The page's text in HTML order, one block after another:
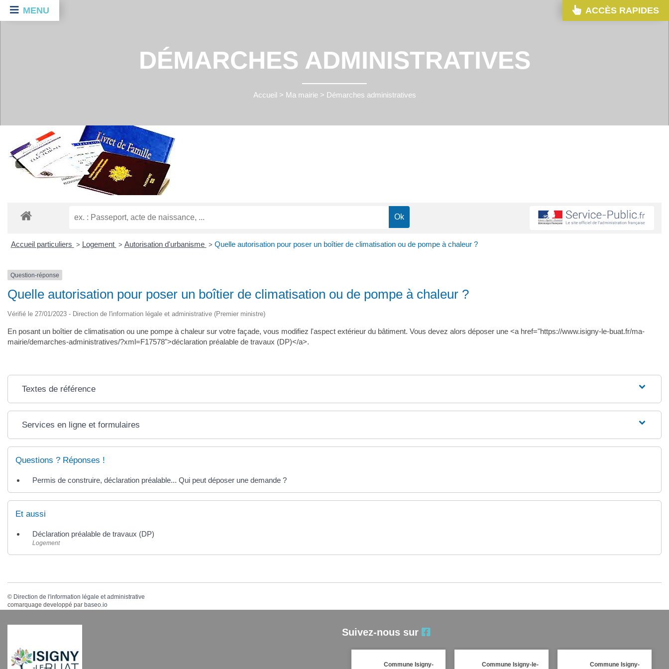
MENU
DÉMARCHES ADMINISTRATIVES
Accueil > Ma mairie> Démarches administratives
Accueil particuliers > Logement > Autorisation d'urbanisme > Quelle autorisation pour poser un boîtier de climatisation ou de pompe à chaleur ?
Question-réponse
Quelle autorisation pour poser un boîtier de climatisation ou de pompe à chaleur ?
Vérifié le 27/01/2023 - Direction de l'information légale et administrative (Premier ministre)
En posant un boîtier de climatisation ou une pompe à chaleur sur votre façade, vous modifiez l'aspect extérieur du bâtiment. Vous devez alors déposer une <a href="https://www.isigny-le-buat.fr/ma-
mairie/demarches-administratives/?xml=F17578">déclaration préalable de travaux (DP)</a>.
Textes de référence
Services en ligne et formulaires
Questions ? Réponses !
Permis de construire, déclaration préalable... Qui peut déposer une demande ?
Et aussi
Déclaration préalable de travaux (DP)
Logement
© Direction de l'information légale et administrative
comarquage developpé par baseo.io
Suivez-nous sur
Commune Isigny-
Commune Isigny-le-
Commune Isigny-
ACCÈS RAPIDES